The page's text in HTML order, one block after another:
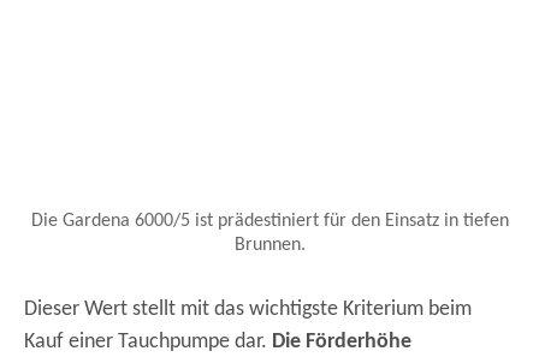
Die Gardena 6000/5 ist prädestiniert für den Einsatz in tiefen
Brunnen.
Dieser Wert stellt mit das wichtigste Kriterium beim
Kauf einer Tauchpumpe dar. Die Förderhöhe